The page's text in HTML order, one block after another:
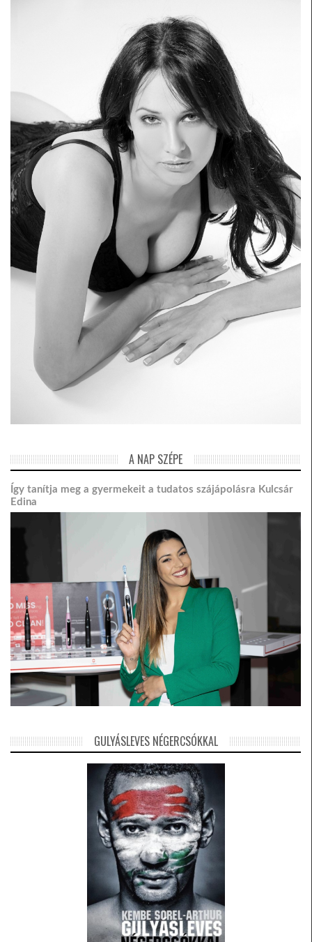
A NAP SZÉPE
Így tanítja meg a gyermekeit a tudatos szájápolásra Kulcsár
Edina
GULYÁSLEVES NÉGERCSÓKKAL